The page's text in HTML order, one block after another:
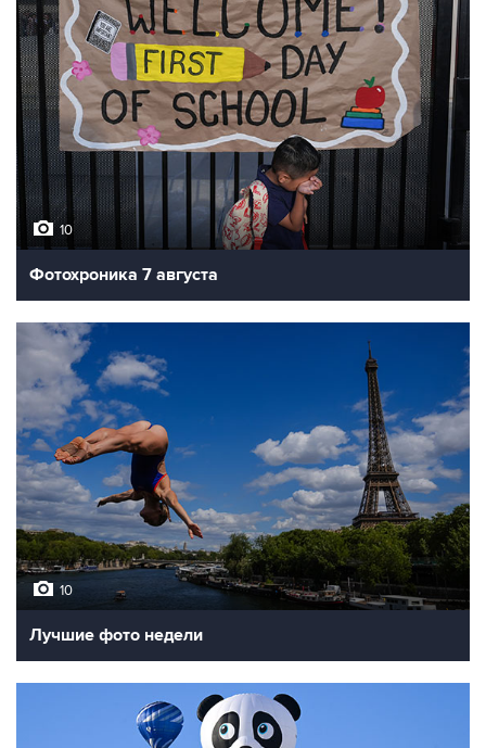
10
Фотохроника 7 августа
10
Лучшие фото недели